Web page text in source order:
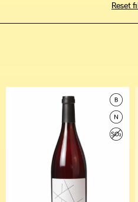
Reset